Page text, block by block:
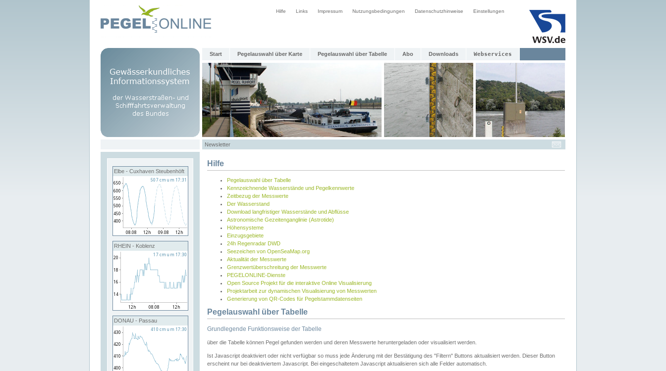
Hilfe Links Impressum Nutzungsbedingungen Datenschutzhinweise Einstellungen
Start Pegelauswahl über Karte Pegelauswahl über Tabelle Abo Downloads Webservices
Newsletter
Elbe - Cuxhaven Steubenhöft
RHEIN - Koblenz
DONAU - Passau
Hilfe
Pegelauswahl über Tabelle
Kennzeichnende Wasserstände und Pegelkennwerte
Zeitbezug der Messwerte
Der Wasserstand
Download langfristiger Wasserstände und Abflüsse
Astronomische Gezeitenganglinie (Astrotide)
Höhensysteme
Einzugsgebiete
24h Regenradar DWD
Seezeichen von OpenSeaMap.org
Aktualität der Messwerte
Grenzwertüberschreitung der Messwerte
PEGELONLINE-Dienste
Open Source Projekt für die interaktive Online Visualisierung
Projektarbeit zur dynamischen Visualisierung von Messwerten
Generierung von QR-Codes für Pegelstammdatenseiten
Pegelauswahl über Tabelle
Grundlegende Funktionsweise der Tabelle
über die Tabelle können Pegel gefunden werden und deren Messwerte heruntergeladen oder visualisiert werden.
Ist Javascript deaktiviert oder nicht verfügbar so muss jede Änderung mit der Bestätigung des "Filtern" Buttons aktualisiert werden. Dieser Button
erscheint nur bei deaktiviertem Javascript. Bei eingeschaltetem Javascript aktualisieren sich alle Felder automatisch.